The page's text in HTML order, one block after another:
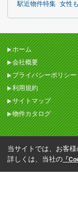
駅近物件特集 女性
ホーム
会社概要
プライバシーポリシー
利用規約
サイトマップ
物件カタログ
当サイトでは、お客
詳しくは、当社の 「